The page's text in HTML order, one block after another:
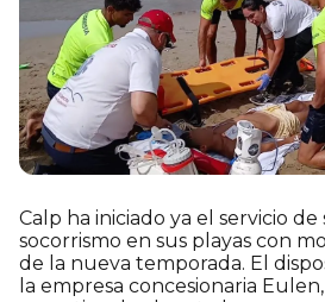
Calp ha iniciado ya el servicio
socorrismo en sus playas con
de la nueva temporada. El
la empresa concesionaria